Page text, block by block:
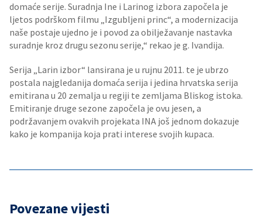
domaće serije. Suradnja Ine i Larinog izbora započela je
ljetos podrškom filmu „Izgubljeni princ“, a modernizacija
naše postaje ujedno je i povod za obilježavanje nastavka
suradnje kroz drugu sezonu serije,“ rekao je g. Ivandija.
Serija „Larin izbor“ lansirana je u rujnu 2011. te je ubrzo
postala najgledanija domaća serija i jedina hrvatska serija
emitirana u 20 zemalja u regiji te zemljama Bliskog istoka.
Emitiranje druge sezone započela je ovu jesen, a
podržavanjem ovakvih projekata INA još jednom dokazuje
kako je kompanija koja prati interese svojih kupaca.
Povezane vijesti